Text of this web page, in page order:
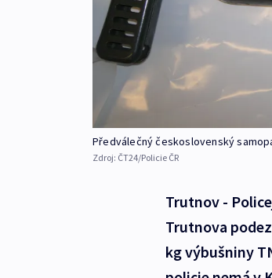
Předválečný československý
Zdroj: ČT24/Policie ČR
Trutnov -
Trutnova
kg výbušniny